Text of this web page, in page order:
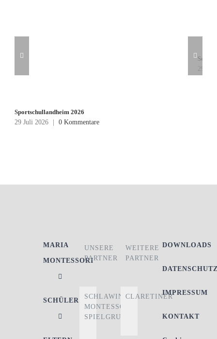
Sportschullandheim 2026
29 Juli 2026
0 Kommentare
29
MARIA
MONTESSORI
SCHÜLER
UNSERE
PARTNER
SCHLAWINER
MONTESSORI-
SPIELGRUPPE
WEITERE
PARTNER
CLARETINER
DOWNLOADS
IMPRESSUM
KONTAKT